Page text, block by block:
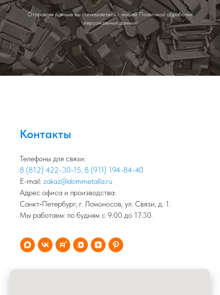
Отправляя данные вы соглашаетесь с нашей Политикой обработки
персональных данных
Контакты
Телефоны для связи:
8 (812) 422-30-15 8 (911) 194-84-40
E-mail: zakaz@dommetalla.ru
Адрес офиса и производства:
Санкт‑Петербург, г. Ломоносов, ул. Связи, д. 1.
Мы работаем: по будням с 9:00 до 17:30.